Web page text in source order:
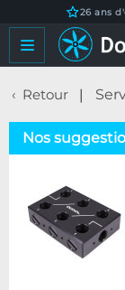
26 ans
Retour
Nos